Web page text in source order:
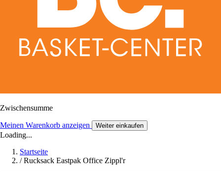
Zwischensumme
Meinen Warenkorb anzeigen Weiter einkaufen
Loading...
Startseite
/ Rucksack Eastpak Office Zippl'r